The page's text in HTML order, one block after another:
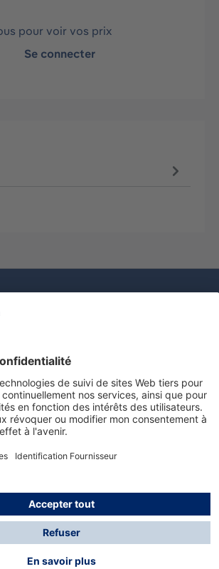
pour voir vos prix
Se connecter
Dräger
les produits
SAS, 2024
de gestion et de livraison standard
de la valeur ou du volume de